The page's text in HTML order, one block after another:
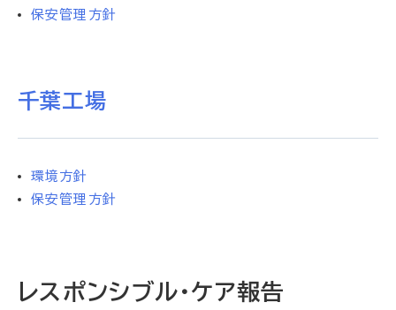
保安管理方針
千葉工場
環境方針
保安管理方針
レスポンシブル・ケア報告